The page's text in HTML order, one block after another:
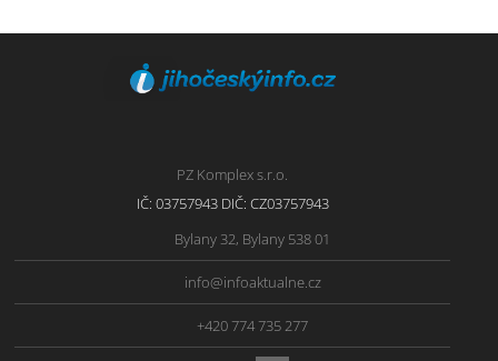
PZ Komplex s.r.o.
IČ: 03757943 DIČ: CZ03757943
Bylany 32, Bylany 538 01
info@infoaktualne.cz
+420 774 735 277